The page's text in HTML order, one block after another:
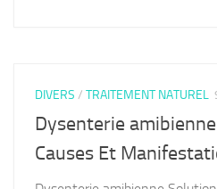
DIVERS / TRAITEMENT NATUREL
Dysenterie
Causes Et